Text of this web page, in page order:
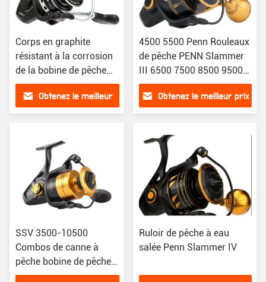
Corps en graphite
résistant à la corrosion
de la bobine de pêche
légère Nearshore Penn
Pursuit IVObtenez le meilleur
4500 5500 Penn Rouleaux
de pêche PENN Slammer
III 6500 7500 8500 9500
Rouleaux de pêche à la
brocheObtenez le meilleur prix
SSV 3500-10500
Combos de canne à
pêche bobine de pêche
tournante 5+1BB Corps
Ruloir de pêche à eau
salée Penn Slammer IV